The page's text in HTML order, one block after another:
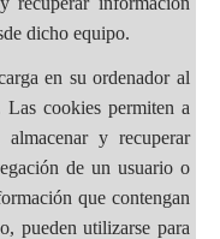
dicho equipo.
en su ordenador al
Las cookies permiten a
y recuperar
de un usuario o
que contengan
pueden utilizarse para